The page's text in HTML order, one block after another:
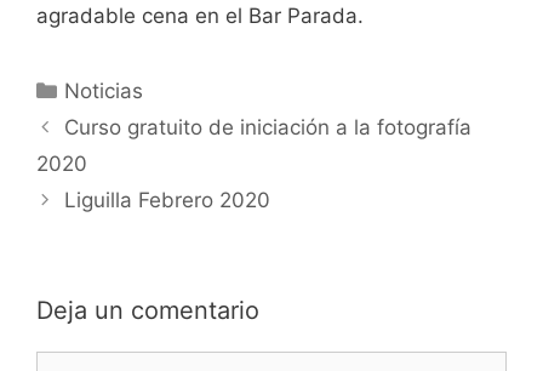
agradable cena en el Bar Parada.
Categorías
Noticias
Curso gratuito de iniciación a la fotografía
2020
Liguilla Febrero 2020
Deja un comentario